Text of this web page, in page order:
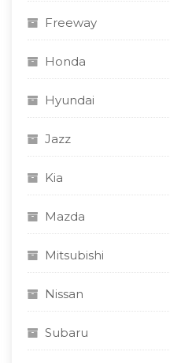
Freeway
Honda
Hyundai
Jazz
Kia
Mazda
Mitsubishi
Nissan
Subaru